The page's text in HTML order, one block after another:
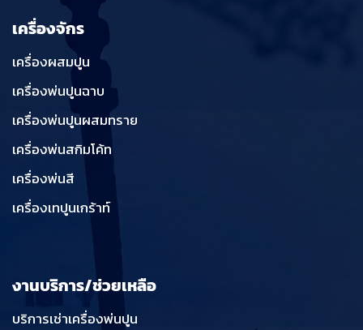
เครื่องจักร
เครื่องผสมปูน
เครื่องพ่นปูนฉาบ
เครื่องพ่นปูนผสมทราย
เครื่องพ่นสกิมโค้ท
เครื่องพ่นสี
เครื่องเทปูนเกร้าท์
งานบริการ/ช่วยเหลือ
บริการเช่าเครื่องพ่นปูน